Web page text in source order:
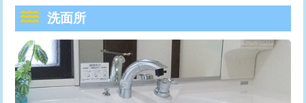
追加人工
廃棄・処分 現場見積
※給水管工事は20mmまでの価格です。
め込み）)
給水管工事※（土の掘削・埋め戻し作
業)
11,000円
給水管工事※（塩ビ管（VP・HI）使
用/3ｍまで)
33,000円
トーラー機使用/3mまで
追加トーラー機使用/3m超え +3,300円
カメラ調査 33,000円
洗面所